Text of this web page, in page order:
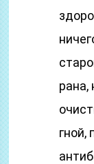
рана,
гной,